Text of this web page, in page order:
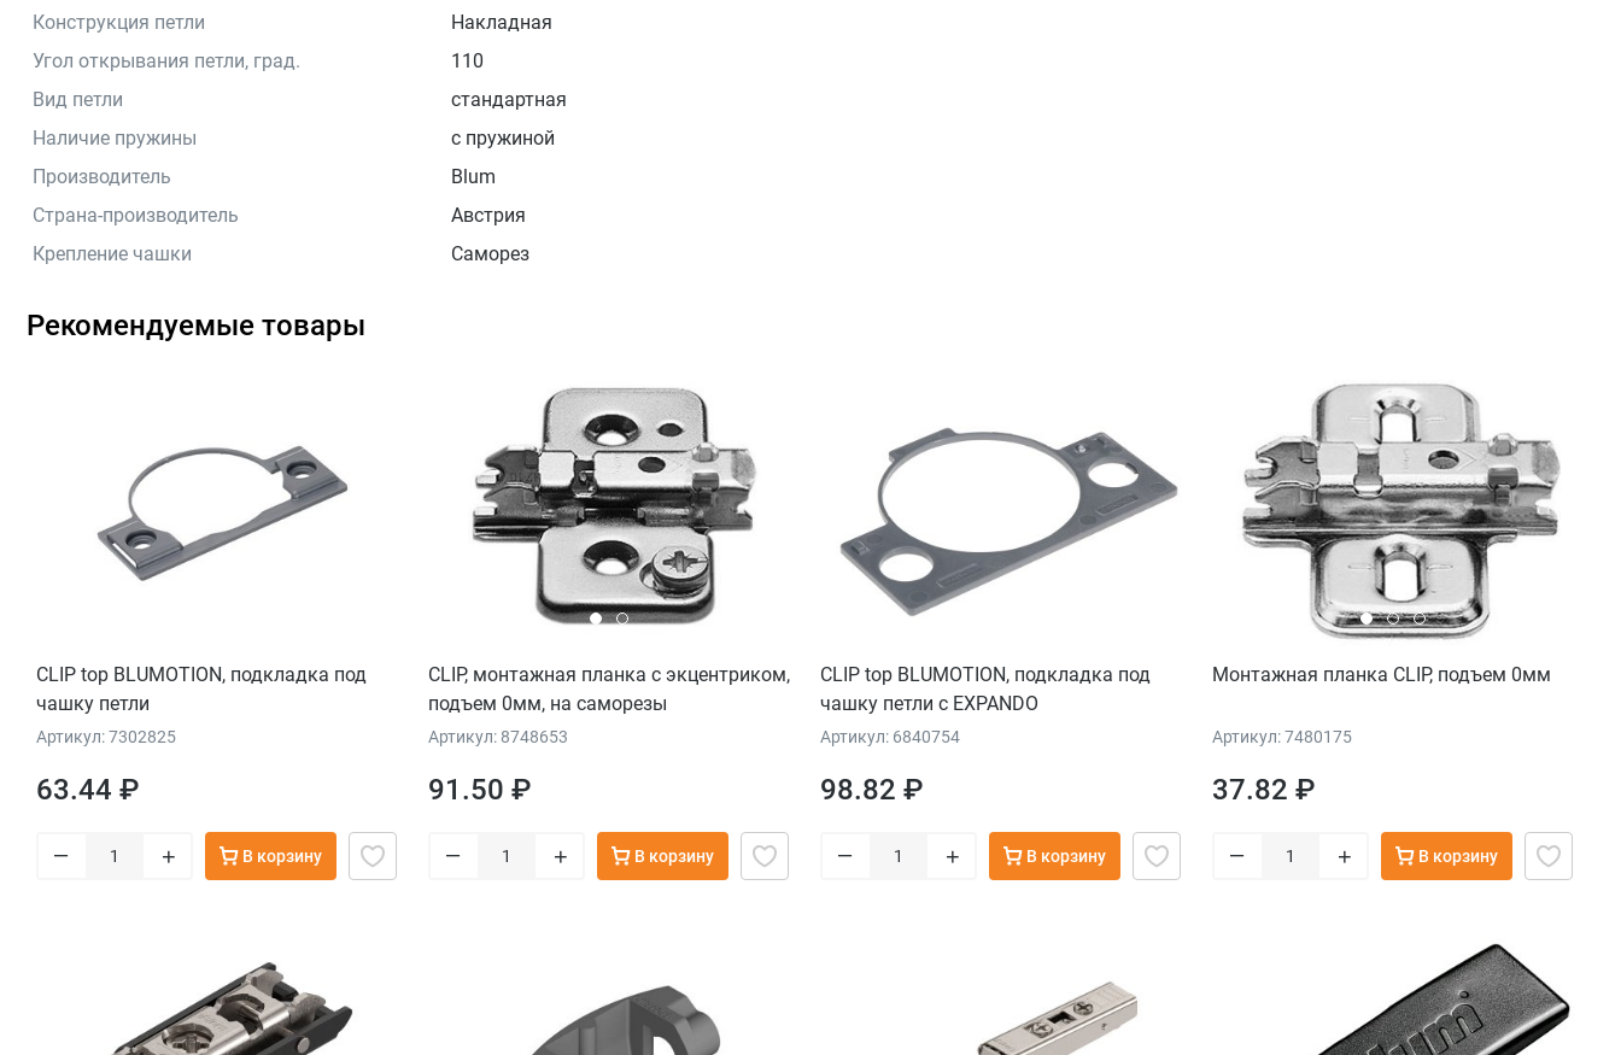
Конструкция петли
Накладная
Угол открывания петли, град.
110
Вид петли
стандартная
Наличие пружины
с пружиной
Производитель
Blum
Страна-производитель
Австрия
Крепление чашки
Саморез
Рекомендуемые товары
CLIP top BLUMOTION, подкладка под
чашку петли
Артикул: 7302825
63.44 ₽
– + В корзину
CLIP, монтажная планка с экцентриком,
подъем 0мм, на саморезы
Артикул: 8748653
91.50 ₽
– + В корзину
CLIP top BLUMOTION, подкладка под
чашку петли с EXPANDO
Артикул: 6840754
98.82 ₽
– + В корзину
Монтажная планка CLIP, подъем 0мм
Артикул: 7480175
37.82 ₽
– + В корзину